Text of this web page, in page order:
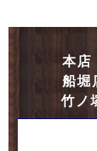
本店
船堀
竹ノ